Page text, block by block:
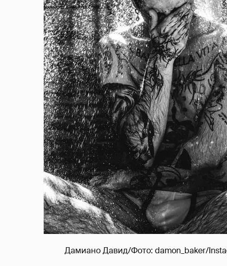
Дамиано Давид/Фото: damon_baker/